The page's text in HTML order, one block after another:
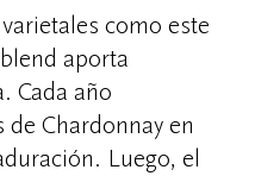
como este
aporta
Cada año
Chardonnay en
Luego, el